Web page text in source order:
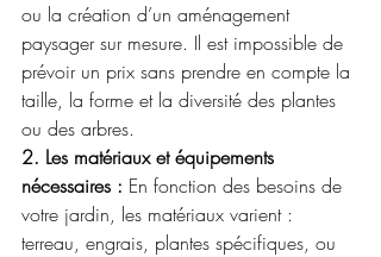
ou la création d’un aménagement
paysager sur mesure. Il est impossible de
prévoir un prix sans prendre en compte la
taille, la forme et la diversité des plantes
ou des arbres.
2. Les matériaux et équipements
nécessaires : En fonction des besoins de
votre jardin, les matériaux varient :
terreau, engrais, plantes spécifiques, ou